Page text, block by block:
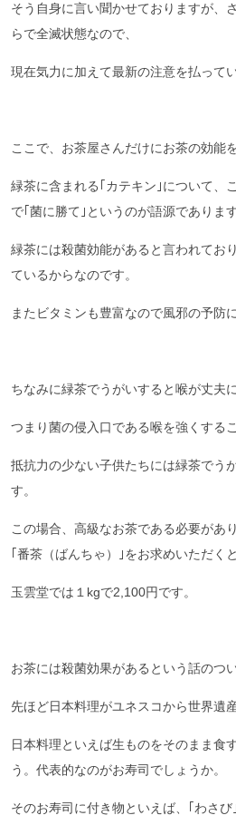
そう自身に言い聞かせておりますが、
らで全滅状態なので、
現在気力に加えて最新の注意を払って
ここで、お茶屋さんだけにお茶の効能
緑茶に含まれる｢カテキン｣について、
で｢菌に勝て｣というのが語源であります
緑茶には殺菌効能があると言われてお
ているからなのです。
またビタミンも豊富なので風邪の予防
ちなみに緑茶でうがいすると喉が丈夫
つまり菌の侵入口である喉を強くする
抵抗力の少ない子供たちには緑茶でう
す。
この場合、高級なお茶である必要があ
｢番茶（ばんちゃ）｣をお求めいただく
玉雲堂では１kgで2,100円です。
お茶には殺菌効果があるという話のつ
先ほど日本料理がユネスコから世界遺
日本料理といえば生ものをそのまま食
う。代表的なのがお寿司でしょうか。
そのお寿司に付き物といえば、｢わさび